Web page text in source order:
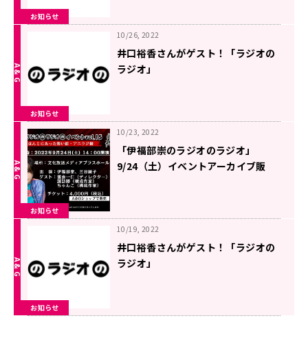
お知らせ
お知らせ
10/26, 2022
井口裕香さんがゲスト！「ラジオの
ラジオ」
お知らせ
10/23, 2022
「伊福部崇のラジオのラジオ」
9/24（土）イベントアーカイブ販
お知らせ
10/19, 2022
井口裕香さんがゲスト！「ラジオの
ラジオ」